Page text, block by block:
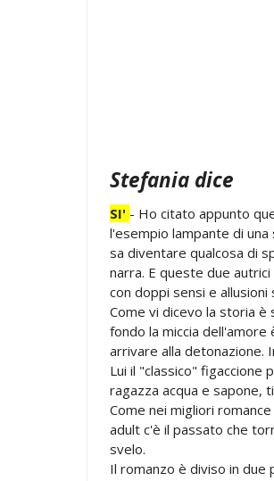
Stefania dice
SI' - Ho citato appunto
l'esempio lampante di
sa diventare qualcosa di
narra. E queste due
con doppi sensi e
Come vi dicevo la storia è
fondo la miccia dell'amore
arrivare alla detonazione.
Lui il "classico" figaccione
ragazza acqua e sapone,
Come nei migliori
adult c'è il passato che
svelo.
Il romanzo è diviso in due